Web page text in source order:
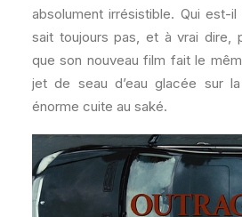
absolument irrésistible. Qui est-
sait toujours pas, et à vrai dire,
que son nouveau film fait le
jet de seau d’eau glacée sur
énorme cuite au saké.